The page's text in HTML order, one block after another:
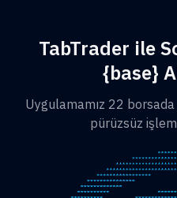
TabTrader ile
{base}
Uygulamamız 22
pürüzsüz